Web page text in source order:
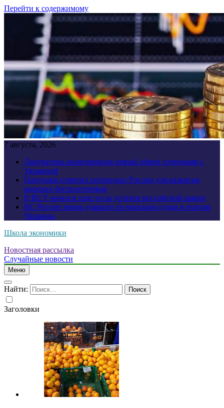
Перейти к содержимому
7 августа, 2026
Лантратова анонсировала новый обмен пленными с
Украиной
Патрушев отметил потенциал России для развития
морских беспилотников
В ВСУ начался хаос из-за успехов российской армии
ВС России вновь ударили по морским судам и портам
Украины
Школа экономики
Новостная рассылка
Случайные новости
Меню
Найти:
Заголовки